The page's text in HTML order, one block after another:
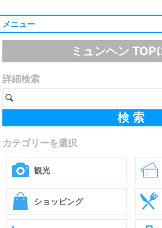
メニュー
ミュンヘン TOP
詳細検索
カテゴリーを選択
観光
ショッピング